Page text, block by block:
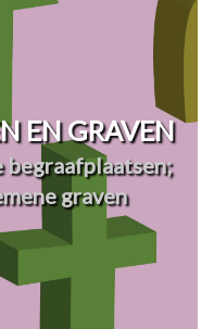
EN GRAVEN
begraafplaatsen;
graven